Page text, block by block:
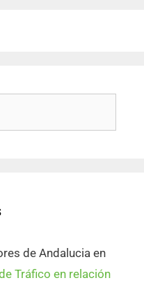
de Andalucia en
Tráfico en relación